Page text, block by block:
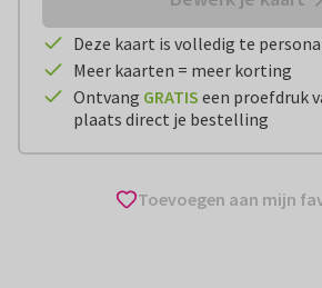
Deze kaart is volledig te
Meer kaarten = meer korting
Ontvang GRATIS een proefdruk
plaats direct je bestelling
Toevoegen aan mijn